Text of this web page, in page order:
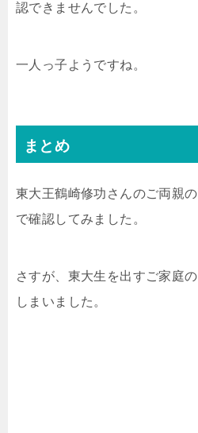
認できませんでした。
一人っ子ようですね。
まとめ
東大王鶴崎修功さんのご両親
で確認してみました。
さすが、東大生を出すご家庭
しまいました。